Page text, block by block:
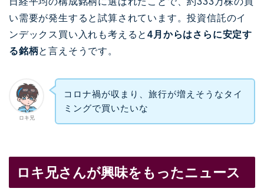
い需要が発生すると試算されています。投資信託のイ
ンデックス買い入れも考えると4月からはさらに安定す
る銘柄と言えそうです。
ロキ兄
コロナ禍が収まり、旅行が増えそうなタイ
ミングで買いたいな
ロキ兄さんが興味をもったニュース